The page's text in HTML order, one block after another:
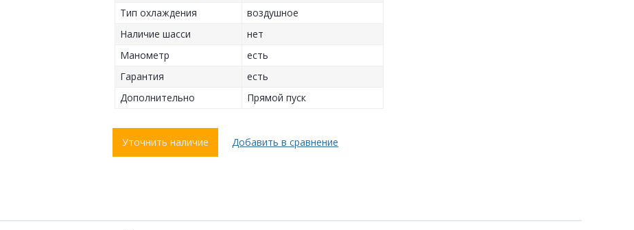
Тип охлаждения
воздушное
Наличие шасси
нет
Манометр
есть
Гарантия
есть
Дополнительно
Прямой пуск
Уточнить наличие Добавить в сравнение